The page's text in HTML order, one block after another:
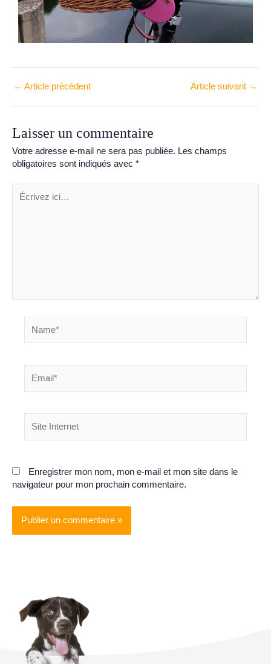
← Article précédent Article suivant →
Laisser un commentaire
Votre adresse e-mail ne sera pas publiée. Les champs
obligatoires sont indiqués avec *
ici…
Internet
Enregistrer mon nom, mon e-mail et mon site dans le
navigateur pour mon prochain commentaire.